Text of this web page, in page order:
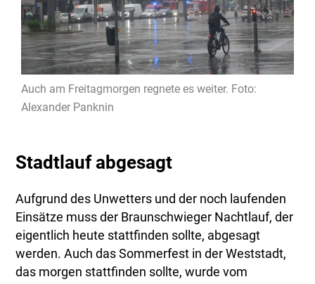
Auch am Freitagmorgen regnete es weiter. Foto:
Alexander Panknin
Stadtlauf abgesagt
Aufgrund des Unwetters und der noch laufenden
Einsätze muss der Braunschwieger Nachtlauf, der
eigentlich heute stattfinden sollte, abgesagt
werden. Auch das Sommerfest in der Weststadt,
das morgen stattfinden sollte, wurde vom